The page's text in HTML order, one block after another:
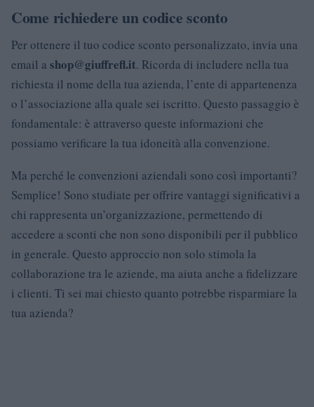
Come richiedere un codice sconto
Per ottenere il tuo codice sconto personalizzato, invia una
email a shop@giuffrefl.it. Ricorda di includere nella tua
richiesta il nome della tua azienda, l’ente di appartenenza
o l’associazione alla quale sei iscritto. Questo passaggio è
fondamentale: è attraverso queste informazioni che
possiamo verificare la tua idoneità alla convenzione.
Ma perché le convenzioni aziendali sono così importanti?
Semplice! Sono studiate per offrire vantaggi significativi a
chi rappresenta un’organizzazione, permettendo di
accedere a sconti che non sono disponibili per il pubblico
in generale. Questo approccio non solo stimola la
collaborazione tra le aziende, ma aiuta anche a fidelizzare
i clienti. Ti sei mai chiesto quanto potrebbe risparmiare la
tua azienda?